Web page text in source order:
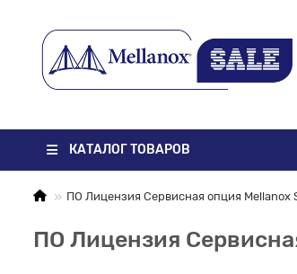
КАТАЛОГ ТОВАРОВ
ПО Лицензия Сервисная опция Mellanox
ПО Лицензия